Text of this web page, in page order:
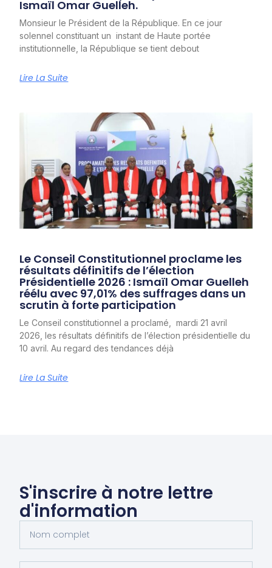
Ismaïl Omar Guelleh.
Monsieur le Président de la République. En ce jour
solennel constituant un instant de Haute portée
institutionnelle, la République se tient debout
Lire La Suite
Le Conseil Constitutionnel proclame les
résultats définitifs de l’élection
Présidentielle 2026 : Ismaïl Omar Guelleh
réélu avec 97,01% des suffrages dans un
scrutin à forte participation
Le Conseil constitutionnel a proclamé, mardi 21 avril
2026, les résultats définitifs de l’élection présidentielle du
10 avril. Au regard des tendances déjà
Lire La Suite
S'inscrire à notre lettre
d'information